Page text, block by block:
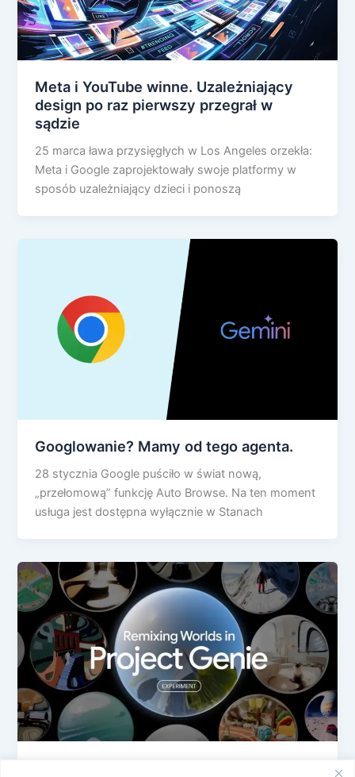
Meta i YouTube winne. Uzależniający
design po raz pierwszy przegrał w
sądzie
25 marca ława przysięgłych w Los Angeles orzekła:
Meta i Google zaprojektowały swoje platformy w
sposób uzależniający dzieci i ponoszą
Googlowanie? Mamy od tego agenta.
28 stycznia Google puściło w świat nową,
„przełomową” funkcję Auto Browse. Na ten moment
usługa jest dostępna wyłącznie w Stanach